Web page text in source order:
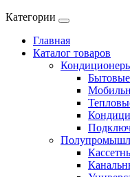
Категории
Главная
Каталог товаров